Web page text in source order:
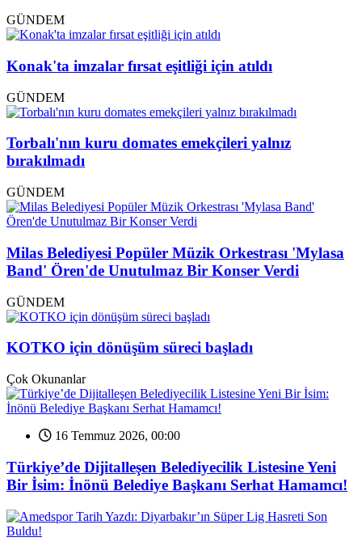
GÜNDEM
Konak'ta imzalar fırsat eşitliği için atıldı
GÜNDEM
Torbalı'nın kuru domates emekçileri yalnız
bırakılmadı
GÜNDEM
Milas Belediyesi Popüler Müzik Orkestrası 'Mylasa
Band' Ören'de Unutulmaz Bir Konser Verdi
GÜNDEM
KOTKO için dönüşüm süreci başladı
Çok Okunanlar
16 Temmuz 2026, 00:00
Türkiye’de Dijitalleşen Belediyecilik Listesine Yeni
Bir İsim: İnönü Belediye Başkanı Serhat Hamamcı!